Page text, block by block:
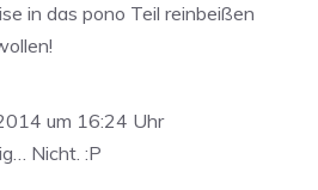
in das pono Teil reinbeißen
um 16:24 Uhr
Nicht. :P